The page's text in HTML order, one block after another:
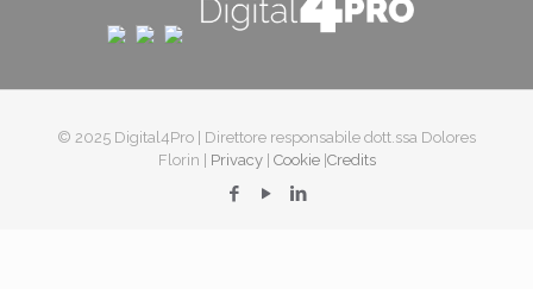
© 2025 Digital4Pro | Direttore responsabile dott.ssa Dolores
Florin | Privacy| Cookie|Credits